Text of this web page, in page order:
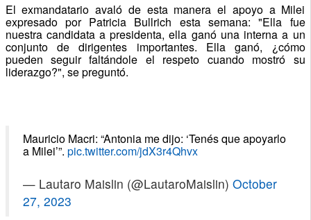
El exmandatario avaló de esta manera el apoyo a Milei
expresado por Patricia Bullrich esta semana: "Ella fue
nuestra candidata a presidenta, ella ganó una interna a un
conjunto de dirigentes importantes. Ella ganó, ¿cómo
pueden seguir faltándole el respeto cuando mostró su
liderazgo?", se preguntó.
Mauricio Macri: “Antonia me dijo: ‘Tenés que apoyarlo
a Milei’”. pic.twitter.com/jdX3r4Qhvx
— Lautaro Maislin (@LautaroMaislin) October
27, 2023